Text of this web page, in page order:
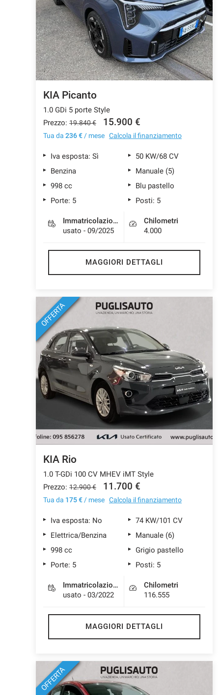
KIA Picanto
1.0 GDi 5 porte Style
Prezzo: 19.840 € 15.900 €
Tua da 236 € / mese Calcola il finanziamento
Iva esposta: Sì
50 KW/68 CV
Benzina
Manuale (5)
998 cc
Blu pastello
Porte: 5
Posti: 5
Immatricolazione
usato - 09/2025
Chilometri
4.000
MAGGIORI DETTAGLI
OFFERTA
KIA Rio
1.0 T-GDi 100 CV MHEV iMT Style
Prezzo: 12.900 € 11.700 €
Tua da 175 € / mese Calcola il finanziamento
Iva esposta: No
74 KW/101 CV
Elettrica/Benzina
Manuale (6)
998 cc
Grigio pastello
Porte: 5
Posti: 5
Immatricolazione
usato - 03/2022
Chilometri
116.555
MAGGIORI DETTAGLI
OFFERTA